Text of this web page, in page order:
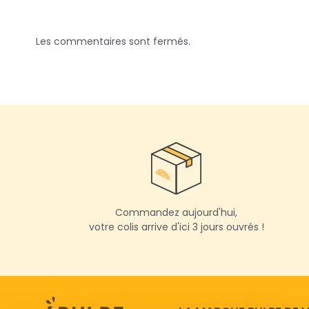
Les commentaires sont fermés.
Commandez aujourd'hui,
votre colis arrive d'ici 3 jours ouvrés !